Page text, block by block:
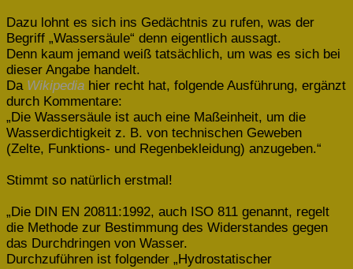
Dazu lohnt es sich ins Gedächtnis zu rufen, was der
Begriff „Wassersäule“ denn eigentlich aussagt.
Denn kaum jemand weiß tatsächlich, um was es sich bei
dieser Angabe handelt.
Da Wikipedia hier recht hat, folgende Ausführung, ergänzt
durch Kommentare:
„Die Wassersäule ist auch eine Maßeinheit, um die
Wasserdichtigkeit z. B. von technischen Geweben
(Zelte, Funktions- und Regenbekleidung) anzugeben.“
Stimmt so natürlich erstmal!
„Die DIN EN 20811:1992, auch ISO 811 genannt, regelt
die Methode zur Bestimmung des Widerstandes gegen
das Durchdringen von Wasser.
Durchzuführen ist folgender „Hydrostatischer